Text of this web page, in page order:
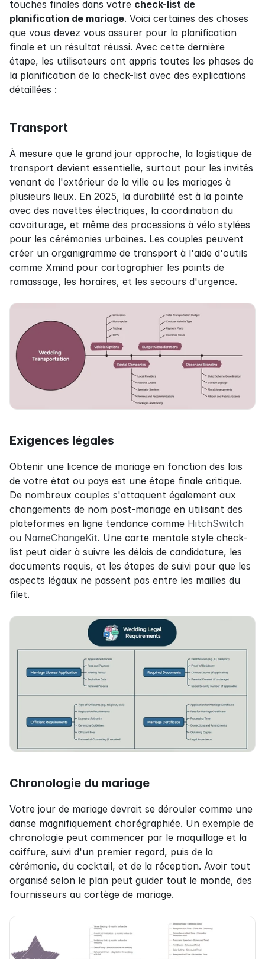
touches finales dans votre check-list de
planification de mariage. Voici certaines des choses
que vous devez vous assurer pour la planification
finale et un résultat réussi. Avec cette dernière
étape, les utilisateurs ont appris toutes les phases de
la planification de la check-list avec des explications
détaillées :
Transport
À mesure que le grand jour approche, la logistique de
transport devient essentielle, surtout pour les invités
venant de l'extérieur de la ville ou les mariages à
plusieurs lieux. En 2025, la durabilité est à la pointe
avec des navettes électriques, la coordination du
covoiturage, et même des processions à vélo stylées
pour les cérémonies urbaines. Les couples peuvent
créer un organigramme de transport à l'aide d'outils
comme Xmind pour cartographier les points de
ramassage, les horaires, et les secours d'urgence.
Exigences légales
Obtenir une licence de mariage en fonction des lois
de votre état ou pays est une étape finale critique.
De nombreux couples s'attaquent également aux
changements de nom post-mariage en utilisant des
plateformes en ligne tendance comme HitchSwitch
ou NameChangeKit. Une carte mentale style check-
list peut aider à suivre les délais de candidature, les
documents requis, et les étapes de suivi pour que les
aspects légaux ne passent pas entre les mailles du
filet.
Chronologie du mariage
Votre jour de mariage devrait se dérouler comme une
danse magnifiquement chorégraphiée. Un exemple de
chronologie peut commencer par le maquillage et la
coiffure, suivi d'un premier regard, puis de la
cérémonie, du cocktail, et de la réception. Avoir tout
organisé selon le plan peut guider tout le monde, des
fournisseurs au cortège de mariage.